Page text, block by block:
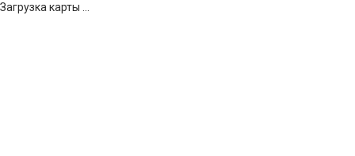
Загрузка карты ...